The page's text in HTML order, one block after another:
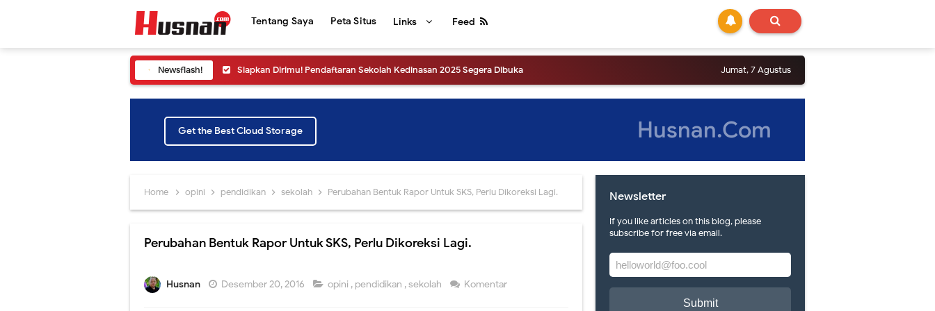
Tentang Saya Peta Situs Links Feed
Newsflash! Siapkan Dirimu! Pendaftaran Sekolah Kedinasan 2025 Segera Dibuka
Cara Melihat Pengumuman Hasil UTBK SNBT 2025, Link dan Laman Mirrornya.
Yuk ikuti Konferensi Pers Pengumuman SNBT 2025
Informasi SNPMB tahun 2025, apa saja perubahannya?
Jangan sampai ketinggalan, hari ini akan diluncurkan sistem SNPMB 2025
Yuk Ikuti Peluncuran Erapor SMA versi 2024 dari Direktorat SMA Kemdikbud
Jumat, 7 Agustus
Get the Best Cloud Storage Husnan.Com
Home opini pendidikan sekolah Perubahan Bentuk Rapor Untuk SKS, Perlu Dikoreksi Lagi.
Perubahan Bentuk Rapor Untuk SKS, Perlu Dikoreksi Lagi.
Husnan Desember 20, 2016 opini , pendidikan ,sekolah Komentar
Newsletter
If you like articles on this blog, please
subscribe for free via email.